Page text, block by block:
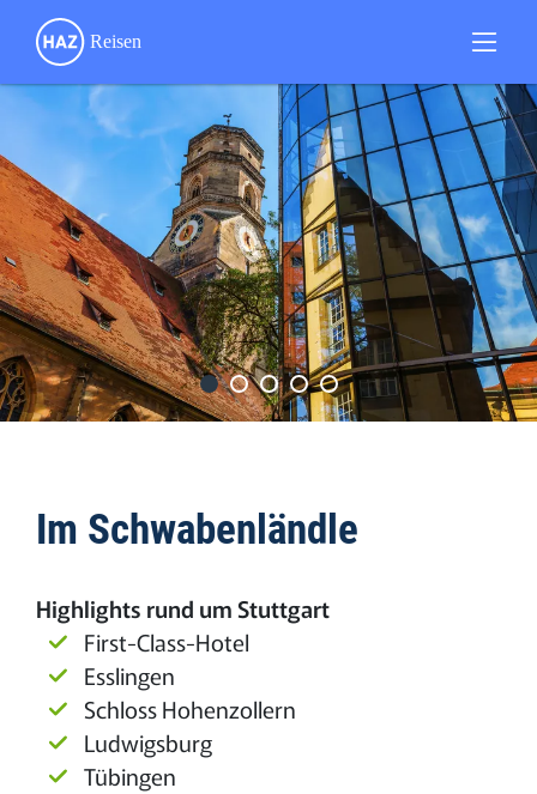
Im Schwabenländle
Highlights rund um Stuttgart
First-Class-Hotel
Esslingen
Schloss Hohenzollern
Ludwigsburg
Tübingen